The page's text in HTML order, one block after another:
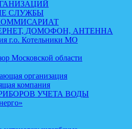
СЛУЖБЫ
ДОМОФОН, АНТЕННА
г.о. Котельники МО
Московской области
организация
компания
УЧЕТА ВОДЫ